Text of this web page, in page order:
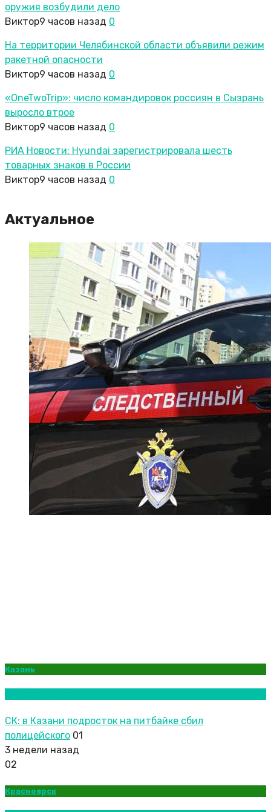
оружия возбудили дело
Виктор9 часов назад 0
На территории Челябинской области объявили режим
ракетной опасности
Виктор9 часов назад 0
«OneTwoTrip»: число командировок россиян в Сызрань
выросло втрое
Виктор9 часов назад 0
РИА Новости: Hyundai зарегистрировала шесть
товарных знаков в России
Виктор9 часов назад 0
Актуальное
Казань
СК: в Казани подросток на питбайке сбил
полицейского 01
3 недели назад
02
Красноярск